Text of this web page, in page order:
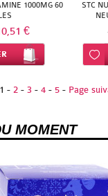
1000MG 60
€
d’envie
STC
1 - 2 - 3 - 4 - 5 - Page
MOMENT